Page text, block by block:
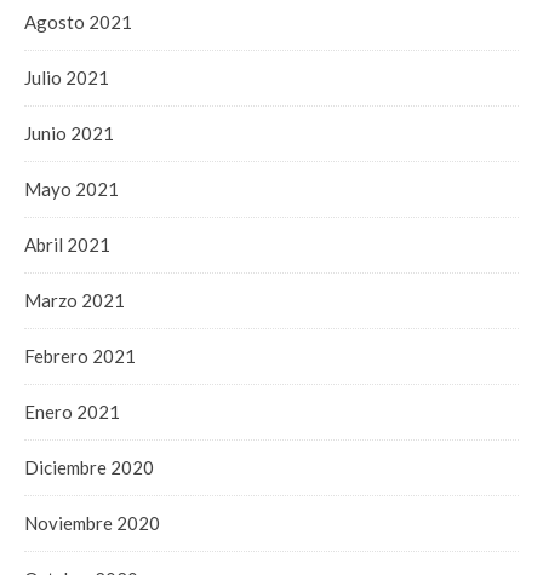
Agosto 2021
Julio 2021
Junio 2021
Mayo 2021
Abril 2021
Marzo 2021
Febrero 2021
Enero 2021
Diciembre 2020
Noviembre 2020